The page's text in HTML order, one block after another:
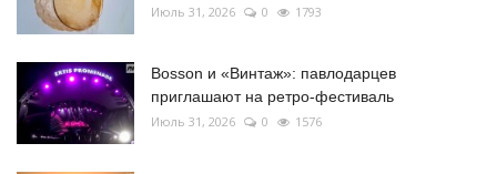
Июль 31, 2026 0 1793
Bosson и «Винтаж»: павлодарцев
приглашают на ретро-фестиваль
Июль 31, 2026 0 1576